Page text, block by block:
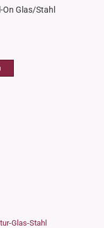
Glas/Stahl